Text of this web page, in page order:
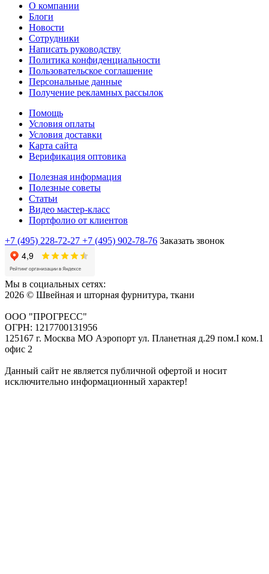
О компании
Блоги
Новости
Сотрудники
Написать руководству
Политика конфиденциальности
Пользовательское соглашение
Персональные данные
Получение рекламных рассылок
Помощь
Условия оплаты
Условия доставки
Карта сайта
Верификация оптовика
Полезная информация
Полезные советы
Статьи
Видео мастер-класс
Портфолио от клиентов
+7 (495) 228-72-27 +7 (495) 902-78-76 Заказать звонок
Мы в социальных сетях:
2026 © Швейная и шторная фурнитура, ткани
ООО "ПРОГРЕСС"
ОГРН: 1217700131956
125167 г. Москва МО Аэропорт ул. Планетная д.29 пом.I ком.1
офис 2
Данный сайт не является публичной офертой и носит
исключительно информационный характер!